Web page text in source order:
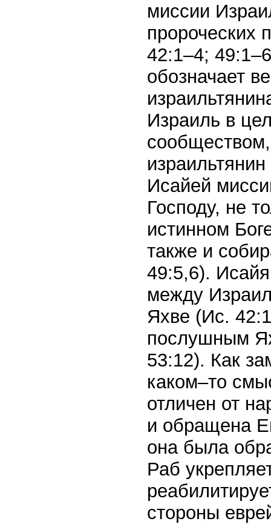
миссии
пророческих
42:1–4;
обозначает
Израиль в
Исайей
Господу, не
истинном
также и
49:5,6).
между
Яхве (Ис.
послушным
53:12). Как
каком–то
отличен от
и обращена
она была
Раб
стороны